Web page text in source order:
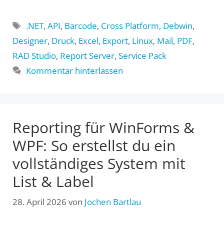
Schlagwörter
.NET,API, Barcode, Cross Platform, Debwin,
Designer, Druck, Excel, Export, Linux, Mail, PDF,
RAD Studio, Report Server, Service Pack
Kommentar hinterlassen
Reporting für WinForms &
WPF: So erstellst du ein
vollständiges System mit
List & Label
28. April 2026 von Jochen Bartlau